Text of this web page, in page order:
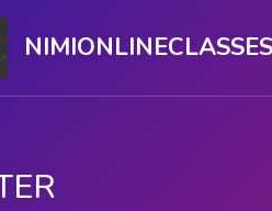
NIMIONLINECLASSES